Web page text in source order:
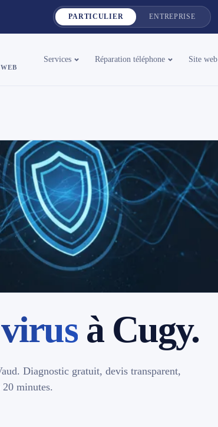
PARTICULIER ENTREPRISE
Services Réparation téléphone Site web
à Cugy.
Diagnostic gratuit, devis transparent,
minutes.